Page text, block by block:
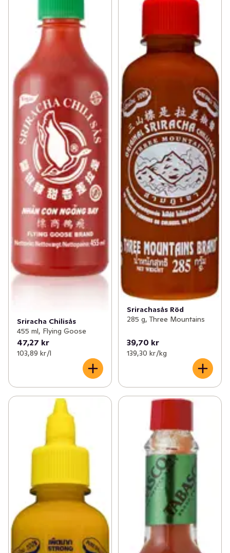
Sriracha Chilisås
455 ml, Flying Goose
47,27 kr
103,89 kr /l
Srirachasås Röd
285 g, Three Mountains
39,70 kr
139,30 kr /kg